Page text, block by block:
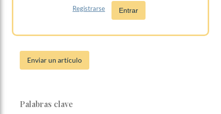
Entrar
Registrarse
Enviar un artículo
Palabras clave